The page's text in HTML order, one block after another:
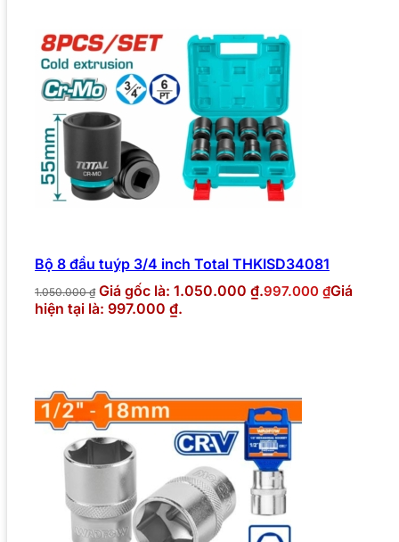
Bộ 8 đầu tuýp 3/4 inch Total THKISD34081
1.050.000₫ Giá gốc là: 1.050.000 ₫.997.000 ₫Giá
hiện tại là: 997.000 ₫.